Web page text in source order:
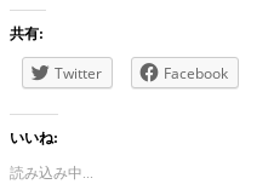
共有:
Twitter Facebook
いいね:
読み込み中...